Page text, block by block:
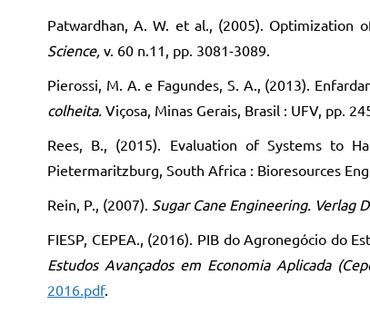
Patwardhan, A. W. et al., (2005). Optimization
Science, v. 60 n.11, pp. 3081-3089.
Pierossi, M. A. e Fagundes, S. A., (2013).
colheita. Viçosa, Minas Gerais, Brasil : UFV, pp.
Rees, B., (2015). Evaluation of Systems to
Pietermaritzburg, South Africa : Bioresources
Rein, P., (2007). Sugar Cane Engineering. Verlag
FIESP, CEPEA., (2016). PIB do Agronegócio do
Estudos Avançados em Economia Aplicada
2016.pdf.